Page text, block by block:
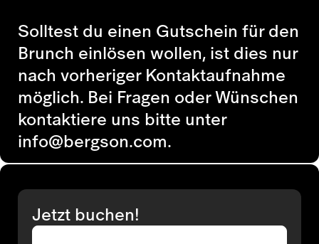
Solltest du einen Gutschein für den
Brunch einlösen wollen, ist dies nur
nach vorheriger Kontaktaufnahme
möglich. Bei Fragen oder Wünschen
kontaktiere uns bitte unter
info@bergson.com.
Jetzt buchen!